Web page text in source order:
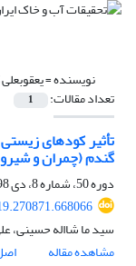
نویسنده =
تعداد مقالات: 1
تأثیر کود‌های
گندم (چمران و
دوره 50، شماره 8، دی 1398، صفحه
سید ما شااله حسینی،
مشاهده مقاله